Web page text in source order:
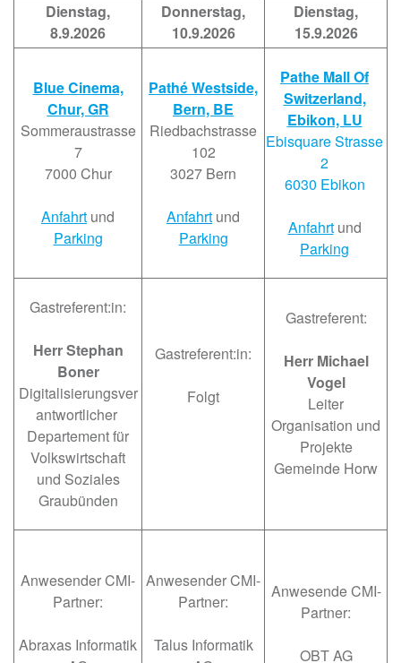
Dienstag,
8.9.2026
Donnerstag,
10.9.2026
Dienstag,
15.9.2026
Blue Cinema,
Chur, GR
Sommeraustrasse
7
7000 Chur
Anfahrt und
Parking
Pathé Westside,
Bern, BE
Riedbachstrasse
102
3027 Bern
Anfahrt und
Parking
Pathe Mall Of
Switzerland,
Ebikon, LU
Ebisquare Strasse
2
6030 Ebikon
Anfahrt und
Parking
Gastreferent:in:
Herr Stephan
Boner
Digitalisierungsver
antwortlicher
Departement für
Volkswirtschaft
und Soziales
Graubünden
Gastreferent:in:
Folgt
Gastreferent:
Herr Michael
Vogel
Leiter
Organisation und
Projekte
Gemeinde Horw
Anwesender CMI-
Partner:
Abraxas Informatik
Anwesender CMI-
Partner:
Talus Informatik
Anwesende CMI-
Partner:
OBT AG